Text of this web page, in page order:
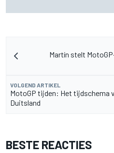
Martín stelt
VOLGEND ARTIKEL
MotoGP tijden: Het tijdschema
Duitsland
BESTE REACTIES